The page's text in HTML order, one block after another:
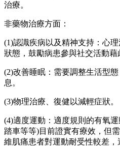
治療。
非藥物治療方面：
(1)認識疾病以及精神支持：心
狀態，鼓勵病患參與社交活動藉
(2)改善睡眠：需要調整生活型
息。
(3)物理治療、復健以減輕症狀。
(4)適度運動：適度規則的有氧
踏車等等)目前證實有療效，但
維肌痛患者對運動耐受性較差